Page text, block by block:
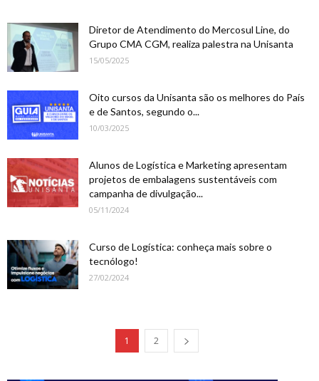
Diretor de Atendimento do Mercosul Line, do
Grupo CMA CGM, realiza palestra na Unisanta
15/05/2025
Oito cursos da Unisanta são os melhores do País
e de Santos, segundo o...
10/03/2025
Alunos de Logística e Marketing apresentam
projetos de embalagens sustentáveis com
campanha de divulgação...
05/11/2024
Curso de Logística: conheça mais sobre o
tecnólogo!
27/02/2024
1 2